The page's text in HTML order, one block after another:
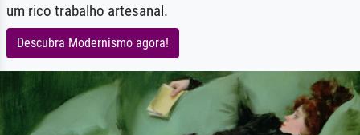
um rico trabalho artesanal.
Descubra Modernismo agora!